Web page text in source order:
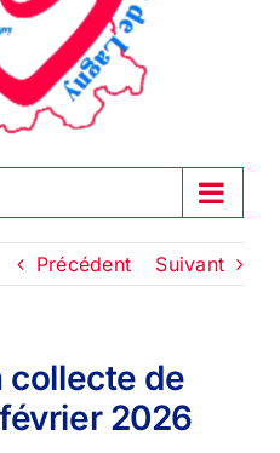
Précédent Suivant
collecte de
2026